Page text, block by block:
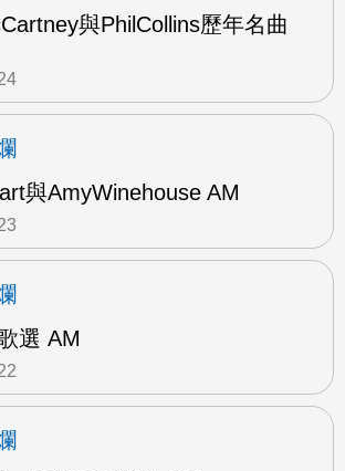
與PhilCollins歷年名曲
與AmyWinehouse AM
選 AM